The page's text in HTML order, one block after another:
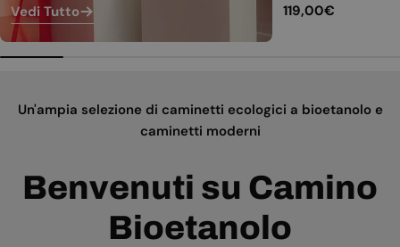
Vedi Tutto
Prezzo
119,00€
Un'ampia selezione di caminetti ecologici a bioetanolo e
caminetti moderni
Benvenuti su Camino
Bioetanolo